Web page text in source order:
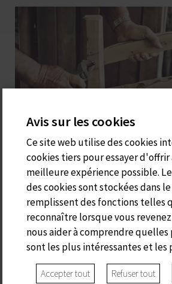
S'ARADER
Ca s'Arader doit son nom aux
Minorque, qui utilisaient le bois
indigène pour fabriquer toutes
campagne. Dans le passé, ce
essentiel à l'économie de l'île et
Avis sur les cookies
Ce site web utilise des cookies
cookies tiers pour essayer
meilleure expérience possible.
des cookies sont stockées dans
remplissent des fonctions telles
reconnaître lorsque vous
nous aider à comprendre
sont les plus intéressantes et les
Accepter tout Refuser tout